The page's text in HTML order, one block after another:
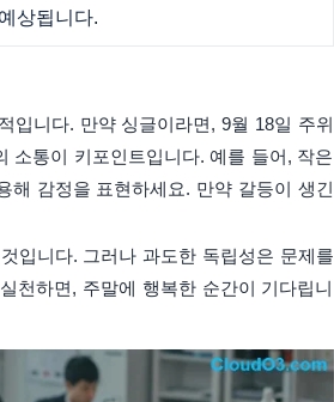
상됩니다.
입니다. 만약 싱글이라면, 9월 18일 주위
소통이 키포인트입니다. 예를 들어, 작은
해 감정을 표현하세요. 만약 갈등이 생긴
입니다. 그러나 과도한 독립성은 문제를
천하면, 주말에 행복한 순간이 기다립니